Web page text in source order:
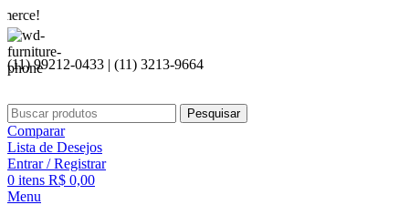
(11) 99212-0433 | (11) 3213-9664
Pesquisar
Comparar
Lista de Desejos
Entrar / Registrar
0 itens R$ 0,00
Menu